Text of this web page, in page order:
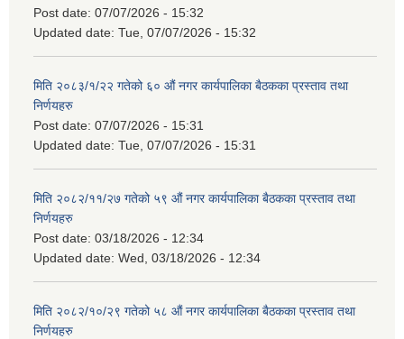
Post date: 07/07/2026 - 15:32
Updated date: Tue, 07/07/2026 - 15:32
मिति २०८३/१/२२ गतेको ६० औं नगर कार्यपालिका बैठकका प्रस्ताव तथा
निर्णयहरु
Post date: 07/07/2026 - 15:31
Updated date: Tue, 07/07/2026 - 15:31
मिति २०८२/११/२७ गतेको ५९ औं नगर कार्यपालिका बैठकका प्रस्ताव तथा
निर्णयहरु
Post date: 03/18/2026 - 12:34
Updated date: Wed, 03/18/2026 - 12:34
मिति २०८२/१०/२९ गतेको ५८ औं नगर कार्यपालिका बैठकका प्रस्ताव तथा
निर्णयहरु